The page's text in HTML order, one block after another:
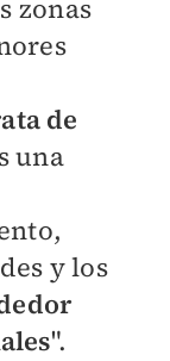
zonas
de
una
y los
".